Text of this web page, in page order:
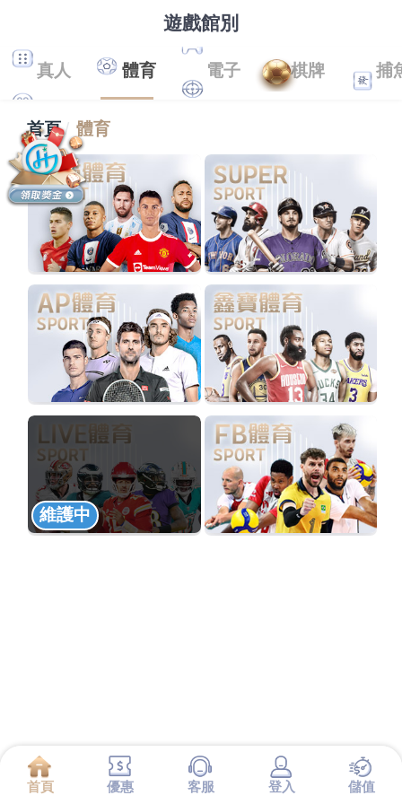
遊戲館別
真人 體育 電子 棋牌 捕
首頁 體育
維護中
首頁 優惠 客服 登入 儲值